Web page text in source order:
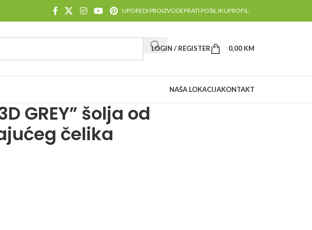
UPOREDI PROIZVODEPRATI POŠILJKUPROFIL
LOGIN / REGISTER 0,00 KM
NAŠA LOKACIJAKONTAKT
GREY” šolja od
čelika